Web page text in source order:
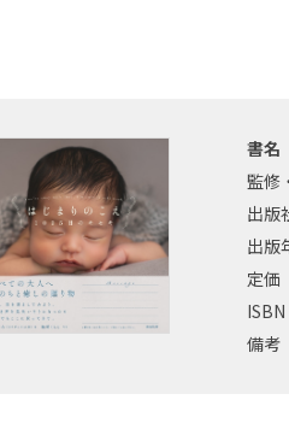
書名
監修
出版
出版
定価
ISBN
備考